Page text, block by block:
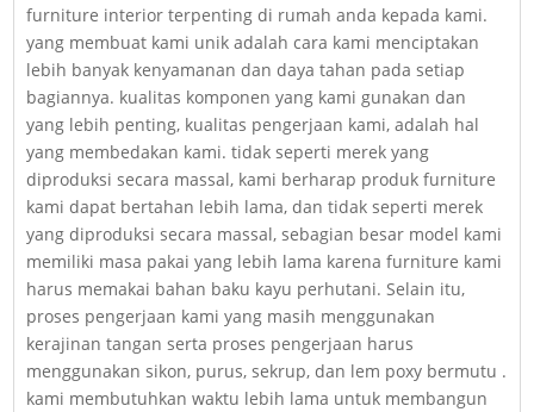
furniture interior terpenting di rumah anda kepada kami.
yang membuat kami unik adalah cara kami menciptakan
lebih banyak kenyamanan dan daya tahan pada setiap
bagiannya. kualitas komponen yang kami gunakan dan
yang lebih penting, kualitas pengerjaan kami, adalah hal
yang membedakan kami. tidak seperti merek yang
diproduksi secara massal, kami berharap produk furniture
kami dapat bertahan lebih lama, dan tidak seperti merek
yang diproduksi secara massal, sebagian besar model kami
memiliki masa pakai yang lebih lama karena furniture kami
harus memakai bahan baku kayu perhutani. Selain itu,
proses pengerjaan kami yang masih menggunakan
kerajinan tangan serta proses pengerjaan harus
menggunakan sikon, purus, sekrup, dan lem poxy bermutu .
kami membutuhkan waktu lebih lama untuk membangun